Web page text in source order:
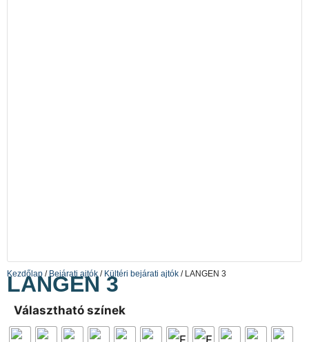
Kezdőlap / Bejárati ajtók / Kültéri bejárati ajtók / LANGEN 3
LANGEN 3
Választható színek